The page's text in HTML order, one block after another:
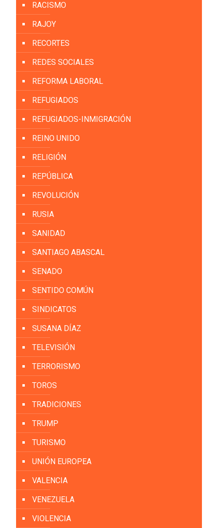
RACISMO
RAJOY
RECORTES
REDES SOCIALES
REFORMA LABORAL
REFUGIADOS
REFUGIADOS-INMIGRACIÓN
REINO UNIDO
RELIGIÓN
REPÚBLICA
REVOLUCIÓN
RUSIA
SANIDAD
SANTIAGO ABASCAL
SENADO
SENTIDO COMÚN
SINDICATOS
SUSANA DÍAZ
TELEVISIÓN
TERRORISMO
TOROS
TRADICIONES
TRUMP
TURISMO
UNIÓN EUROPEA
VALENCIA
VENEZUELA
VIOLENCIA